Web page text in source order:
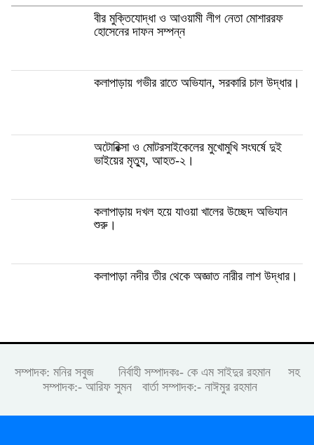
বীর মুক্তিযোদ্ধা ও আওয়ামী লীগ নেতা মোশাররফ
হোসেনের দাফন সম্পন্ন
কলাপাড়ায় গভীর রাতে অভিযান, সরকারি চাল উদ্ধার।
অটোরিক্সা ও মোটরসাইকেলের মুখোমুখি সংঘর্ষে দুই
ভাইয়ের মৃত্যু, আহত-২।
কলাপাড়ায় দখল হয়ে যাওয়া খালের উচ্ছেদ অভিযান
শুরু।
কলাপাড়া নদীর তীর থেকে অজ্ঞাত নারীর লাশ উদ্ধার।
সম্পাদক: মনির সবুজ নির্বাহী সম্পাদকঃ- কে এম সাইদুর রহমান সহ
সম্পাদক:- আরিফ সুমন বার্তা সম্পাদক:- নাঈমুর রহমান